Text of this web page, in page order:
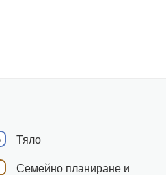
Тяло
Семейно планиране и